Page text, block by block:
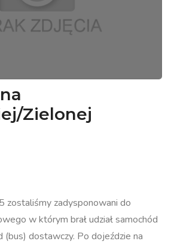
Zielonej
zostaliśmy zadysponowani do
w którym brał udział samochód
dostawczy. Po dojeździe na